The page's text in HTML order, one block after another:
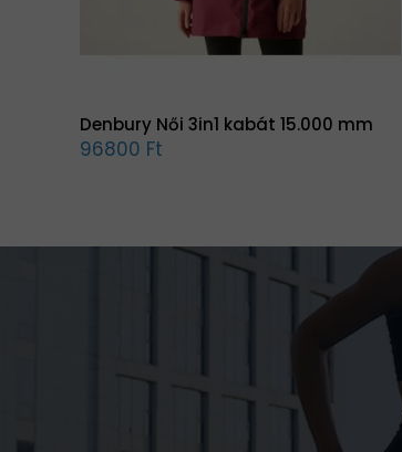
Denbury Női 3in1 kabát 15.000 mm
96800 Ft